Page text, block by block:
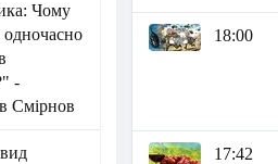
Чому
одночасно
-
Смірнов
18:00
17:42